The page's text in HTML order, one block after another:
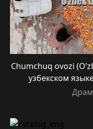
Chumchuq ovozi
узбекском